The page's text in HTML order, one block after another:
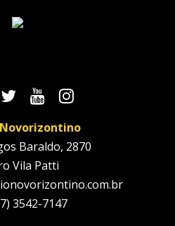
Baraldo, 2870
Vila Patti
3542-7147